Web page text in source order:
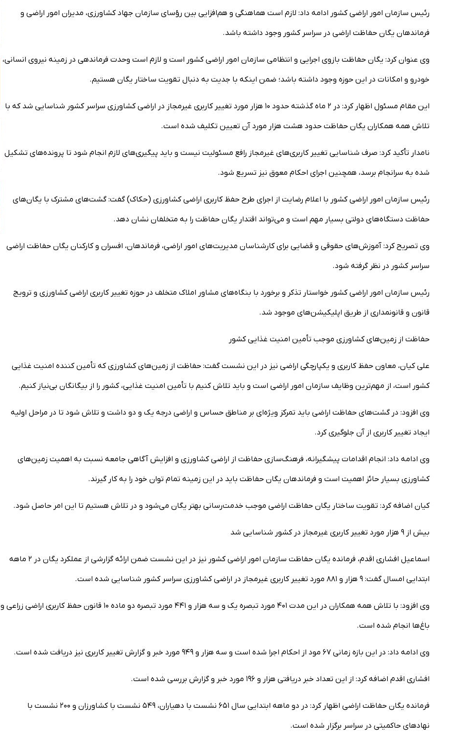
رئیس سازمان امور اراضی کشور ادامه داد: لازم است هماهنگی و هم‌افزایی بین رؤسای سازمان جهاد کشاورزی، مدیران امور اراضی و
فرماندهان یگان حفاظت اراضی در سراسر کشور وجود داشته باشد.
وی عنوان کرد: یگان حفاظت بازوی اجرایی و انتظامی سازمان امور اراضی کشور است و لازم است وحدت فرماندهی در زمینه نیروی انسانی،
خودرو و امکانات در این حوزه وجود داشته باشد؛ ضمن اینکه با جدیت به دنبال تقویت ساختار یگان هستیم.
این مقام مسئول اظهار کرد: در ۲ ماه گذشته حدود ۱۰ هزار مورد تغییر کاربری غیرمجاز در اراضی کشاورزی سراسر کشور شناسایی شد که با
تلاش همه همکاران یگان حفاظت حدود هشت هزار مورد آن تعیین تکلیف شده است.
نامدار تأکید کرد: صرف شناسایی تغییر کاربری‌های غیرمجاز رافع مسئولیت نیست و باید پیگیری‌های لازم انجام شود تا پرونده‌های تشکیل
شده به سرانجام برسد، همچنین اجرای احکام معوق نیز تسریع شود.
رئیس سازمان امور اراضی کشور با اعلام رضایت از اجرای طرح حفظ کاربری اراضی کشاورزی (حکاک) گفت: گشت‌های مشترک با یگان‌های
حفاظت دستگاه‌های دولتی بسیار مهم است و می‌تواند اقتدار یگان حفاظت را به متخلفان نشان دهد.
وی تصریح کرد: آموزش‌های حقوقی و قضایی برای کارشناسان مدیریت‌های امور اراضی، فرماندهان، افسران و کارکنان یگان حفاظت اراضی
سراسر کشور در نظر گرفته شود.
رئیس سازمان امور اراضی کشور خواستار تذکر و برخورد با بنگاه‌های مشاور املاک متخلف در حوزه تغییر کاربری اراضی کشاورزی و ترویج
قانون و قانونمداری از طریق اپلیکیشن‌های موجود شد.
حفاظت از زمین‌های کشاورزی موجب تأمین امنیت غذایی کشور
علی کیان، معاون حفظ کاربری و یکپارچگی اراضی نیز در این نشست گفت: حفاظت از زمین‌های کشاورزی که تأمین کننده امنیت غذایی
کشور است، از مهم‌ترین وظایف سازمان امور اراضی است و باید تلاش کنیم با تأمین امنیت غذایی، کشور را از بیگانگان بی‌نیاز کنیم.
وی افزود: در گشت‌های حفاظت اراضی باید تمرکز ویژه‌ای بر مناطق حساس و اراضی درجه یک و دو داشت و تلاش شود تا در مراحل اولیه
ایجاد تغییر کاربری از آن جلوگیری کرد.
وی ادامه داد: انجام اقدامات پیشگیرانه، فرهنگ‌سازی حفاظت از اراضی کشاورزی و افزایش آگاهی جامعه نسبت به اهمیت زمین‌های
کشاورزی بسیار حائز اهمیت است و فرماندهان یگان حفاظت باید در این زمینه تمام توان خود را به کار گیرند.
کیان اضافه کرد: تقویت ساختار یگان حفاظت اراضی موجب خدمت‌رسانی بهتر یگان می‌شود و در تلاش هستیم تا این امر حاصل شود.
بیش از ۹ هزار مورد تغییر کاربری غیرمجاز در کشور شناسایی شد
اسماعیل افشاری اقدم، فرمانده یگان حفاظت سازمان امور اراضی کشور نیز در این نشست ضمن ارائه گزارشی از عملکرد یگان در ۲ ماهه
ابتدایی امسال گفت: ۹ هزار و ۸۸۱ مورد تغییر کاربری غیرمجاز در اراضی کشاورزی سراسر کشور شناسایی شده است.
وی افزود: با تلاش همه همکاران در این مدت ۴۰۱ مورد تبصره یک و سه هزار و ۴۴۱ مورد تبصره دو ماده ۱۰ قانون حفظ کاربری اراضی زراعی و
باغ‌ها انجام شده است.
وی ادامه داد: در این بازه زمانی ۶۷ مود از احکام اجرا شده است و سه هزار و ۹۴۹ مورد خبر و گزارش تغییر کاربری نیز دریافت شده است.
افشاری اقدم اضافه کرد: از این تعداد خبر دریافتی هزار و ۱۹۶ مورد خبر و گزارش بررسی شده است.
فرمانده یگان حفاظت اراضی اظهار کرد: در دو ماهه ابتدایی سال ۶۵۱ نشست با دهیاران، ۵۴۹ نشست با کشاورزان و ۲۰۰ نشست با
نهادهای حاکمیتی در سراسر برگزار شده است.